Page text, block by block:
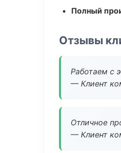
Полный
Отзывы
Работаем с
— Клиент
Отличное
— Клиент